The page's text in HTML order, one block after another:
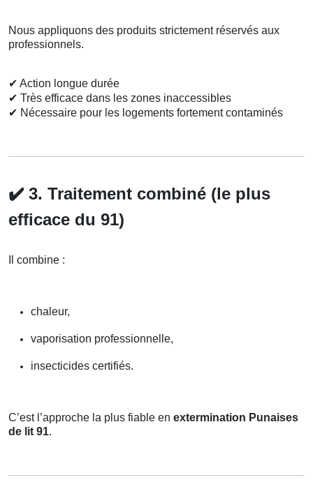
Nous appliquons des produits strictement réservés aux
professionnels.
✔ Action longue durée
✔ Très efficace dans les zones inaccessibles
✔ Nécessaire pour les logements fortement contaminés
✔️ 3. Traitement combiné (le plus
efficace du 91)
Il combine :
chaleur,
vaporisation professionnelle,
insecticides certifiés.
C’est l’approche la plus fiable en extermination Punaises
de lit 91.